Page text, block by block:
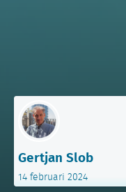
Gertjan Slob
14 februari 2024